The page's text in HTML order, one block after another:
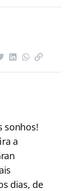
sonhos!
a
dias, de